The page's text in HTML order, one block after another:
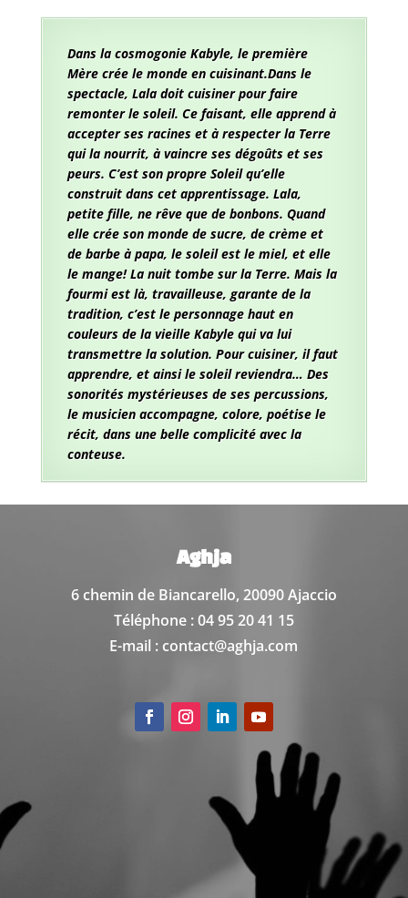
Dans la cosmogonie Kabyle, le première
Mère crée le monde en cuisinant.Dans le
spectacle, Lala doit cuisiner pour faire
remonter le soleil. Ce faisant, elle apprend à
accepter ses racines et à respecter la Terre
qui la nourrit, à vaincre ses dégoûts et ses
peurs. C’est son propre Soleil qu’elle
construit dans cet apprentissage. Lala,
petite fille, ne rêve que de bonbons. Quand
elle crée son monde de sucre, de crème et
de barbe à papa, le soleil est le miel, et elle
le mange! La nuit tombe sur la Terre. Mais la
fourmi est là, travailleuse, garante de la
tradition, c’est le personnage haut en
couleurs de la vieille Kabyle qui va lui
transmettre la solution. Pour cuisiner, il faut
apprendre, et ainsi le soleil reviendra… Des
sonorités mystérieuses de ses percussions,
le musicien accompagne, colore, poétise le
récit, dans une belle complicité avec la
conteuse.
Aghja
6 chemin de Biancarello, 20090 Ajaccio
Téléphone : 04 95 20 41 15
E-mail : contact@aghja.com